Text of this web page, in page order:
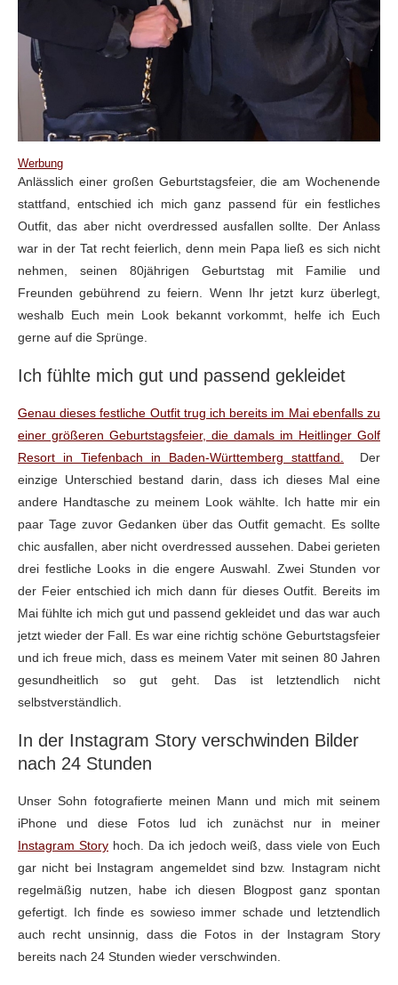
Werbung
Anlässlich einer großen Geburtstagsfeier, die am Wochenende
stattfand, entschied ich mich ganz passend für ein festliches
Outfit, das aber nicht overdressed ausfallen sollte. Der Anlass
war in der Tat recht feierlich, denn mein Papa ließ es sich nicht
nehmen, seinen 80jährigen Geburtstag mit Familie und
Freunden gebührend zu feiern. Wenn Ihr jetzt kurz überlegt,
weshalb Euch mein Look bekannt vorkommt, helfe ich Euch
gerne auf die Sprünge.
Ich fühlte mich gut und passend gekleidet
Genau dieses festliche Outfit trug ich bereits im Mai ebenfalls zu
einer größeren Geburtstagsfeier, die damals im Heitlinger Golf
Resort in Tiefenbach in Baden-Württemberg stattfand.
Der
einzige Unterschied bestand darin, dass ich dieses Mal eine
andere Handtasche zu meinem Look wählte. Ich hatte mir ein
paar Tage zuvor Gedanken über das Outfit gemacht. Es sollte
chic ausfallen, aber nicht overdressed aussehen. Dabei gerieten
drei festliche Looks in die engere Auswahl. Zwei Stunden vor
der Feier entschied ich mich dann für dieses Outfit. Bereits im
Mai fühlte ich mich gut und passend gekleidet und das war auch
jetzt wieder der Fall. Es war eine richtig schöne Geburtstagsfeier
und ich freue mich, dass es meinem Vater mit seinen 80 Jahren
gesundheitlich so gut geht. Das ist letztendlich nicht
selbstverständlich.
In der Instagram Story verschwinden Bilder
nach 24 Stunden
Unser Sohn fotografierte meinen Mann und mich mit seinem
iPhone und diese Fotos lud ich zunächst nur in meiner
Instagram Story hoch. Da ich jedoch weiß, dass viele von Euch
gar nicht bei Instagram angemeldet sind bzw. Instagram nicht
regelmäßig nutzen, habe ich diesen Blogpost ganz spontan
gefertigt. Ich finde es sowieso immer schade und letztendlich
auch recht unsinnig, dass die Fotos in der Instagram Story
bereits nach 24 Stunden wieder verschwinden.